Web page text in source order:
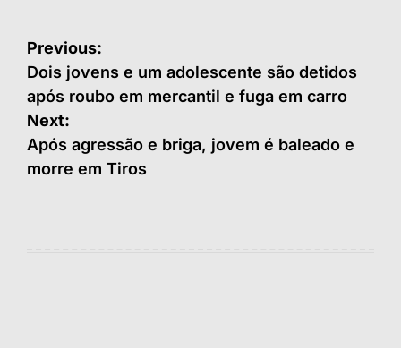
Navegação
de
Post
Previous:
Dois jovens e um adolescente são detidos
após roubo em mercantil e fuga em carro
Next:
Após agressão e briga, jovem é baleado e
morre em Tiros